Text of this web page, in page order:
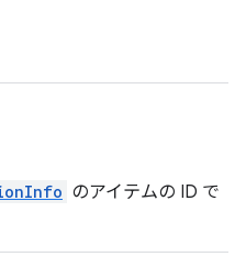
のアイテムの ID で